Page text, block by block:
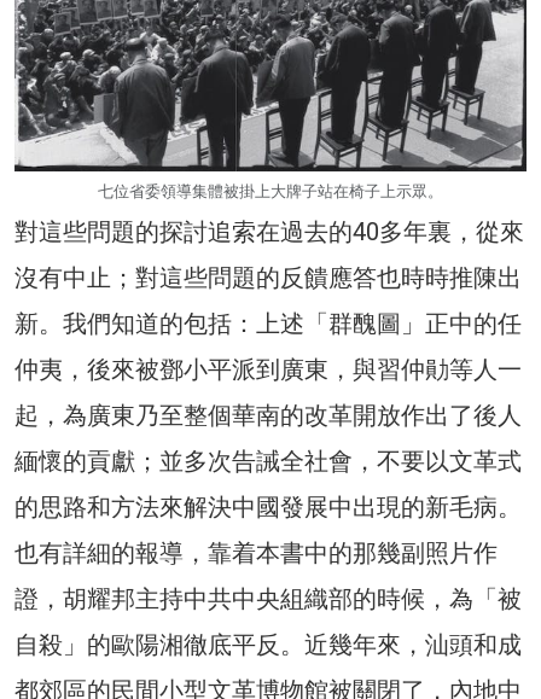
七位省委領導集體被掛上大牌子站在椅子上示眾。
對這些問題的探討追索在過去的40多年裏，從來
沒有中止；對這些問題的反饋應答也時時推陳出
新。我們知道的包括：上述「群醜圖」正中的任
仲夷，後來被鄧小平派到廣東，與習仲勛等人一
起，為廣東乃至整個華南的改革開放作出了後人
緬懷的貢獻；並多次告誡全社會，不要以文革式
的思路和方法來解決中國發展中出現的新毛病。
也有詳細的報導，靠着本書中的那幾副照片作
證，胡耀邦主持中共中央組織部的時候，為「被
自殺」的歐陽湘徹底平反。近幾年來，汕頭和成
都郊區的民間小型文革博物館被關閉了，內地中